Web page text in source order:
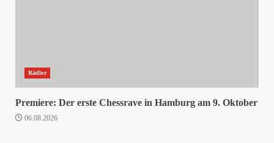
Rädler
Premiere: Der erste Chessrave in Hamburg am 9. Oktober
06.08.2026